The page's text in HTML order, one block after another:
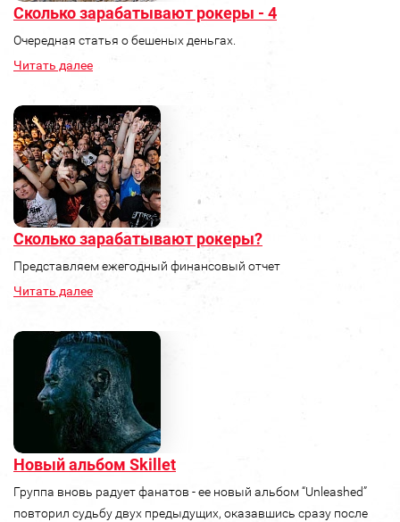
Сколько зарабатывают рокеры - 4
Очередная статья о бешеных деньгах.
Читать далее
Сколько зарабатывают рокеры?
Представляем ежегодный финансовый отчет
Читать далее
Новый альбом Skillet
Группа вновь радует фанатов - ее новый альбом “Unleashed”
повторил судьбу двух предыдущих, оказавшись сразу после